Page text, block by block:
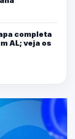
completa
AL; veja os